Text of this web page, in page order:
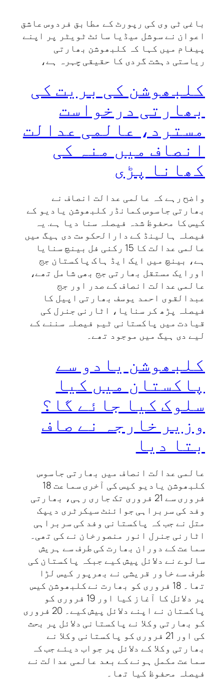
باغی ٹی وی کی رپورٹ کے مطابق فردوس عاشق
اعوان نے سوشل میڈیا سائٹ ٹویٹر پر اپنے
پیغام میں کہا کہ کلبھوشن بھارتی
ریاستی دہشت گردی کا حقیقی چہرہ ہے،
کلبھوشن کی بریت کی
بھارتی درخواست
مسترد، عالمی عدالت
انصاف میں منہ کی
کھانا پڑی
واضح رہے کہ عالمی عدالت انصاف نے
بھارتی جاسوس کمانڈر کلبھوشن یادیو کے
کیس کا محفوظ شدہ فیصلہ سنا دیا ہے. یہ
فیصلہ ہالینڈ کے دارالحکومت دی ہیگ میں
عالمی عدالت کا 15 رکنی فل بینچ سنایا
ہے، بینچ میں ایک ایڈ ہاک پاکستان جج
اورایک مستقل بھارتی جج بھی شامل تھے،
عالمی عدالت انصاف کے صدر اور جج
عبدالقوی احمد یوسف بھارتی اپیل کا
فیصلہ پڑھ کر سنایا، اٹارنی جنرل کی
قیادت میں پاکستانی ٹیم فیصلہ سننے کے
لیے دی ہیگ میں موجود تھے۔
کلبھوشن یادو سے
پاکستان میں کیا
سلوک کیا جائے گا؟
وزیر خارجہ نے صاف
بتا دیا
عالمی عدالت انصاف میں بھارتی جاسوس
کلبھوشن یادیو کیس کی آخری سماعت 18
فروری سے 21 فروری تک جاری رہی، بھارتی
وفد کی سربراہی جوائنٹ سیکرٹری دیپک
متل نے جب کہ پاکستانی وفد کی سربراہی
اٹارنی جنرل انور منصورخان نے کی تھی۔
سماعت کے دوران بھارت کی طرف سے ہریش
سالوے نے دلائل پیش کیے جبکہ پاکستان کی
طرف سے خاور قریشی نے بھرپور کیس لڑا
تھا۔ 18 فروری کو بھارت نے کلبھوشن کیس
پر دلائل کا آغاز کیا اور 19 فروری کو
پاکستان نے اپنے دلائل پیش کیے۔ 20 فروری
کو بھارتی وکلا نے پاکستانی دلائل پر بحث
کی اور 21 فروری کو پاکستانی وکلا نے
بھارتی وکلا کے دلائل پر جواب دیئے جب کہ
سماعت مکمل ہونے کے بعد عالمی عدالت نے
فیصلہ محفوظ کیا تھا۔